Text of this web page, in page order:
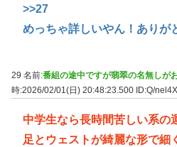
>>27
めっちゃ詳しいやん！ありが
29 名前:番組の途中ですが翡翠の名無しが
時:2026/02/01(日) 20:48:23.500 ID:Q/
中学生なら長時間苦しい系の
足とウェストが綺麗な形で細